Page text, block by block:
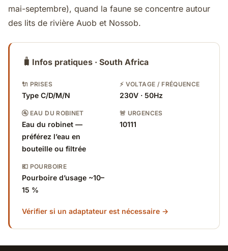
mai-septembre), quand la faune se concentre autour
des lits de rivière Auob et Nossob.
🧳 Infos pratiques · South Africa
🔌 PRISES
Type C/D/M/N
⚡ VOLTAGE / FRÉQUENCE
230V · 50Hz
🚰 EAU DU ROBINET
Eau du robinet —
préférez l’eau en
bouteille ou filtrée
🚨 URGENCES
10111
💶 POURBOIRE
Pourboire d’usage ~10–
15 %
Vérifier si un adaptateur est nécessaire →